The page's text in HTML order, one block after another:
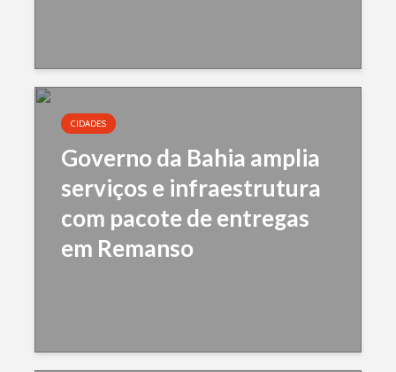
CIDADES
Governo da Bahia amplia
serviços e infraestrutura
com pacote de entregas
em Remanso